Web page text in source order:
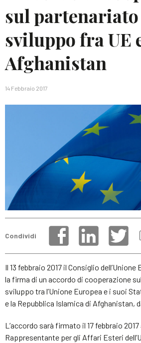
sul partenariato
sviluppo fra UE
Afghanistan
14 Febbraio 2017
Condividi
Il 13 febbraio 2017 il Consiglio
la firma di un accordo di cooperazione
sviluppo tra l’Unione Europea e i suoi
e la Repubblica Islamica di Afghanistan,
L’accordo sarà firmato il 17 febbraio 2017
Rappresentante per gli Affari Esteri